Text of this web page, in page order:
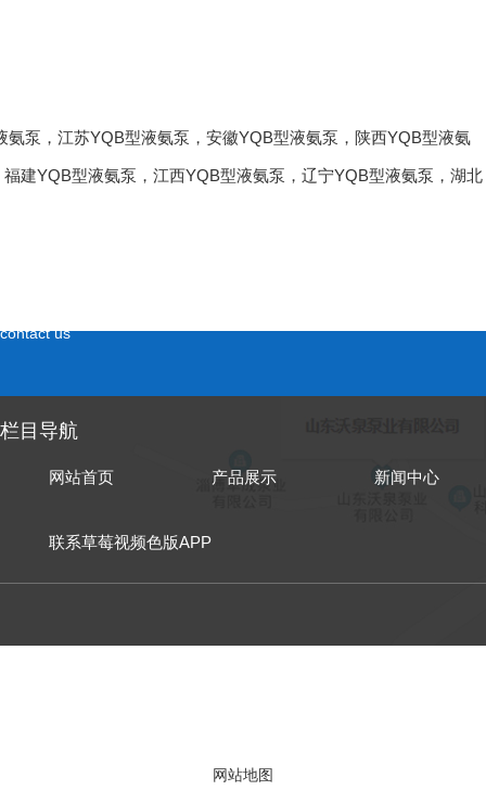
氨泵 ， 江苏YQB型液氨泵 ， 安徽YQB型液氨泵 ， 陕西YQB型液氨
福建YQB型液氨泵 ， 江西YQB型液氨泵 ， 辽宁YQB型液氨泵 ， 湖北
contact us
栏目导航
网站首页 产品展示 新闻中心
联系草莓视频色版APP
网站地图